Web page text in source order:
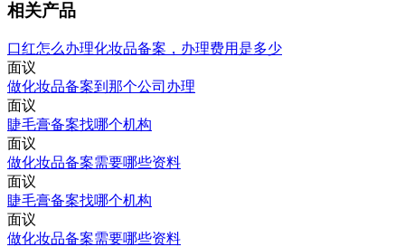
相关产品
口红怎么办理化妆品备案，办理费用是多少
面议
做化妆品备案到那个公司办理
面议
睫毛膏备案找哪个机构
面议
做化妆品备案需要哪些资料
面议
睫毛膏备案找哪个机构
面议
做化妆品备案需要哪些资料